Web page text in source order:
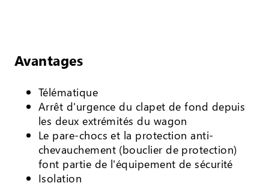
Avantages
Télématique
Arrêt d'urgence du clapet de fond depuis
les deux extrémités du wagon
Le pare-chocs et la protection anti-
chevauchement (bouclier de protection)
font partie de l'équipement de sécurité
Isolation